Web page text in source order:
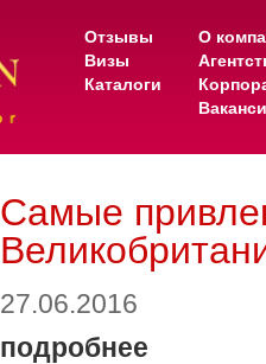
Отзывы
Визы
Каталоги
О
Самые
27.06.2016
подробнее